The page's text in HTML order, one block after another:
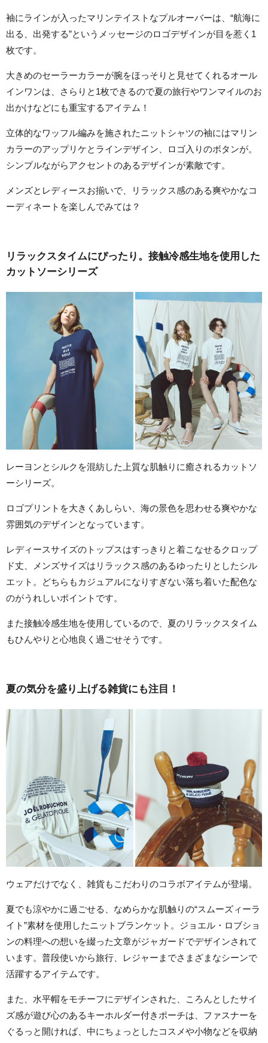
袖にラインが入ったマリンテイストなプルオーバーは、“航海に
出る、出発する”というメッセージのロゴデザインが目を惹く1
枚です。
大きめのセーラーカラーが腕をほっそりと見せてくれるオール
インワンは、さらりと1枚できるので夏の旅行やワンマイルのお
出かけなどにも重宝するアイテム！
立体的なワッフル編みを施されたニットシャツの袖にはマリン
カラーのアップリケとラインデザイン、ロゴ入りのボタンが。
シンプルながらアクセントのあるデザインが素敵です。
メンズとレディースお揃いで、リラックス感のある爽やかなコ
ーディネートを楽しんでみては？
リラックスタイムにぴったり。接触冷感生地を使用した
カットソーシリーズ
レーヨンとシルクを混紡した上質な肌触りに癒されるカットソ
ーシリーズ。
ロゴプリントを大きくあしらい、海の景色を思わせる爽やかな
雰囲気のデザインとなっています。
レディースサイズのトップスはすっきりと着こなせるクロップ
ド丈、メンズサイズはリラックス感のあるゆったりとしたシル
エット。どちらもカジュアルになりすぎない落ち着いた配色な
のがうれしいポイントです。
また接触冷感生地を使用しているので、夏のリラックスタイム
もひんやりと心地良く過ごせそうです。
夏の気分を盛り上げる雑貨にも注目！
ウェアだけでなく、雑貨もこだわりのコラボアイテムが登場。
夏でも涼やかに過ごせる、なめらかな肌触りの“スムーズィーラ
イト”素材を使用したニットブランケット。ジョエル・ロブショ
ンの料理への想いを綴った文章がジャガードでデザインされて
います。普段使いから旅行、レジャーまでさまざまなシーンで
活躍するアイテムです。
また、水平帽をモチーフにデザインされた、ころんとしたサイ
ズ感が遊び心のあるキーホルダー付きポーチは、ファスナーを
ぐるっと開ければ、中にちょっとしたコスメや小物などを収納